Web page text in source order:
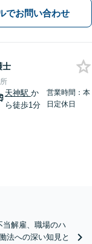
でお問い合わせ
士
天神駅 か
ら徒歩1分
営業時間：本
日定休日
当解雇、職場のハ
法への深い知見と